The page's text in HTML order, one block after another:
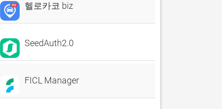
헬로카코 biz
SeedAuth2.0
FICL Manager